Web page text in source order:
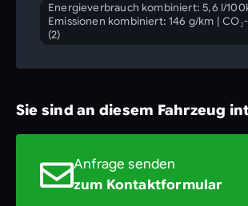
Energieverbrauch kombiniert: 5,6 l/
Emissionen kombiniert: 146 g/km |
(2)
Sie sind an diesem Fahrzeug
Anfrage senden
zum Kontaktformular